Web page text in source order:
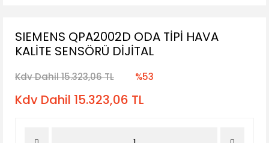
SIEMENS QPA2002D ODA TİPİ HAVA
KALİTE SENSÖRÜ DİJİTAL
Kdv Dahil 15.323,06 TL %53
Kdv Dahil 15.323,06 TL